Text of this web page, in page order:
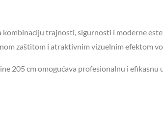
trajnosti, sigurnosti i moderne
zaštitom i atraktivnim vizuelnim efektom
205 cm omogućava profesionalnu i efikasnu